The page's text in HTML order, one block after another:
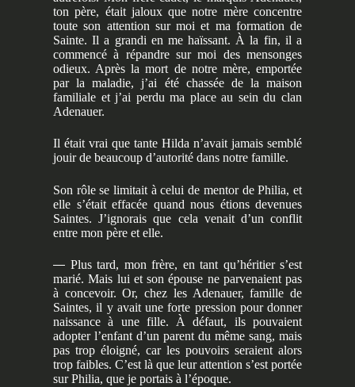
ton père, était jaloux que notre mère concentre
toute son attention sur moi et ma formation de
Sainte. Il a grandi en me haïssant. À la fin, il a
commencé à répandre sur moi des mensonges
odieux. Après la mort de notre mère, emportée
par la maladie, j’ai été chassée de la maison
familiale et j’ai perdu ma place au sein du clan
Adenauer.
Il était vrai que tante Hilda n’avait jamais semblé
jouir de beaucoup d’autorité dans notre famille.
Son rôle se limitait à celui de mentor de Philia, et
elle s’était effacée quand nous étions devenues
Saintes. J’ignorais que cela venait d’un conflit
entre mon père et elle.
— Plus tard, mon frère, en tant qu’héritier s’est
marié. Mais lui et son épouse ne parvenaient pas
à concevoir. Or, chez les Adenauer, famille de
Saintes, il y avait une forte pression pour donner
naissance à une fille. À défaut, ils pouvaient
adopter l’enfant d’un parent du même sang, mais
pas trop éloigné, car les pouvoirs seraient alors
trop faibles. C’est là que leur attention s’est portée
sur Philia, que je portais à l’époque.